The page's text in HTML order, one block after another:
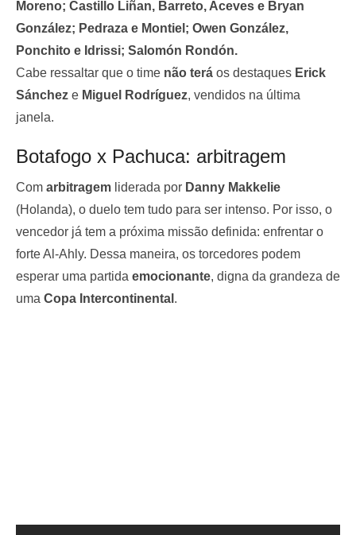
Moreno; Castillo Liñan, Barreto, Aceves e Bryan
González; Pedraza e Montiel; Owen González,
Ponchito e Idrissi; Salomón Rondón.
Cabe ressaltar que o time não terá os destaques Erick
Sánchez e Miguel Rodríguez, vendidos na última
janela.
Botafogo x Pachuca: arbitragem
Com arbitragem liderada por Danny Makkelie
(Holanda), o duelo tem tudo para ser intenso. Por isso, o
vencedor já tem a próxima missão definida: enfrentar o
forte Al-Ahly. Dessa maneira, os torcedores podem
esperar uma partida emocionante, digna da grandeza de
uma Copa Intercontinental .